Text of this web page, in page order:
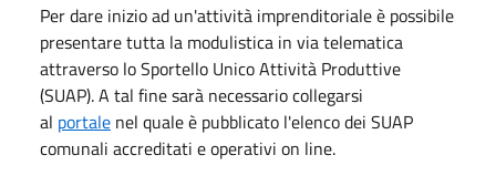
Per dare inizio ad un'attività imprenditoriale è possibile
presentare tutta la modulistica in via telematica
attraverso lo Sportello Unico Attività Produttive
(SUAP). A tal fine sarà necessario collegarsi
al portale nel quale è pubblicato l'elenco dei SUAP
comunali accreditati e operativi on line.